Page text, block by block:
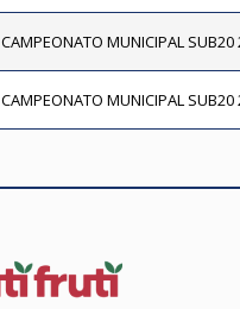
CAMPEONATO MUNICIPAL SUB20
CAMPEONATO MUNICIPAL SUB20